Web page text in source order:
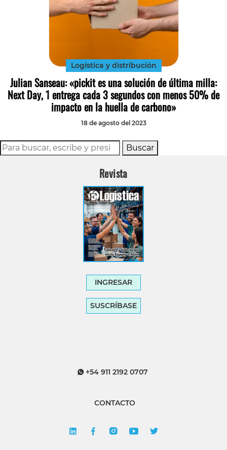
Logística y distribución
Julian Sanseau: «pickit es una solución de última milla:
Next Day, 1 entrega cada 3 segundos con menos 50% de
impacto en la huella de carbono»
18 de agosto del 2023
Buscar
Revista
INGRESAR
SUSCRÍBASE
+54 911 2192 0707
CONTACTO